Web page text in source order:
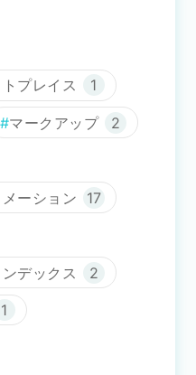
プレイス 1
マークアップ 2
ーション 17
デックス 2
1